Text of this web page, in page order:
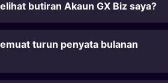
butiran Akaun GX Biz saya?
turun penyata bulanan